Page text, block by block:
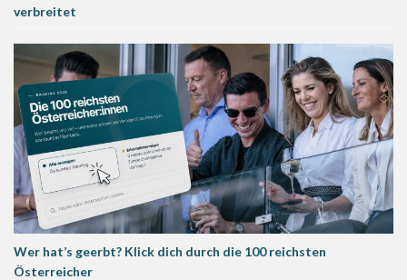
verbreitet
Wer hat’s geerbt? Klick dich durch die 100 reichsten
Österreicher